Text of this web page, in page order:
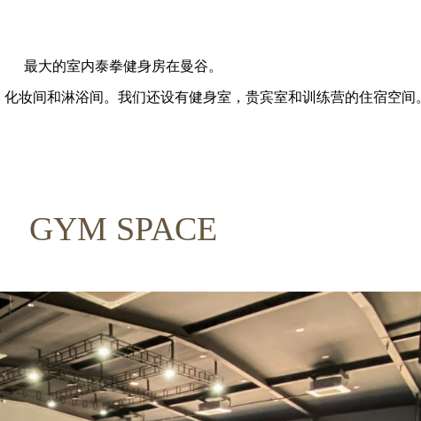
最大的室内泰拳健身房在曼谷。
妆间和淋浴间。我们还设有健身室，贵宾室和训练营的住宿空间。
GYM SPACE